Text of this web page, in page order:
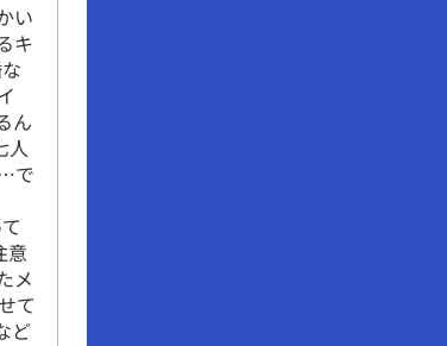
い
キ
ん
人
で
意
メ
て
ど